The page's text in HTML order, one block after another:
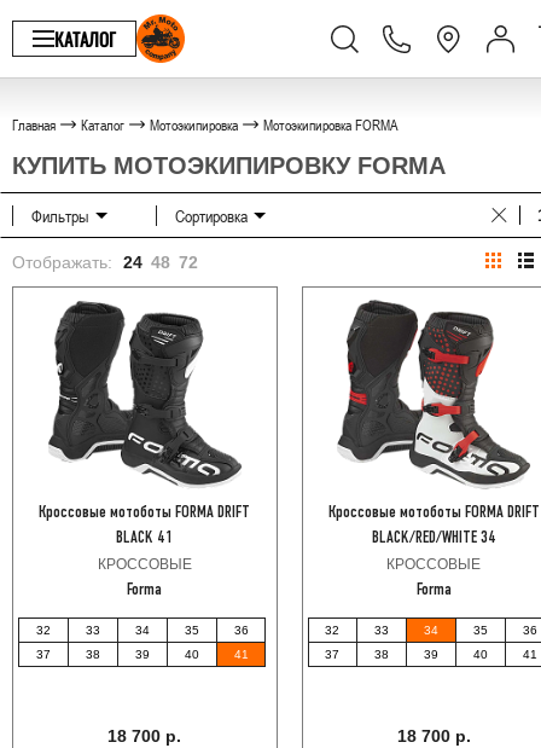
КАТАЛОГ
Главная Каталог Мотоэкипировка Мотоэкипировка FORMA
КУПИТЬ МОТОЭКИПИРОВКУ FORMA
Фильтры Сортировка
Отображать: 24 48 72
Кроссовые мотоботы FORMA DRIFT
BLACK 41
КРОССОВЫЕ
Forma
32 33 34 35
36
37
38 39 40 41
18 700 р.
Кроссовые мотоботы FORMA DRIFT
BLACK/RED/WHITE 34
КРОССОВЫЕ
Forma
32 33 34 35
36
37
38 39 40 41
18 700 р.